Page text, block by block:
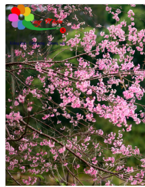
City Tour Quy Nhơn